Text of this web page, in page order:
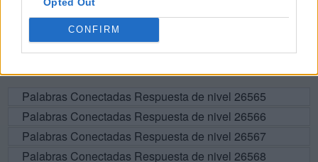
CONFIRM
RESPUESTAS
Palabras Conectadas Respuesta de nivel 26565
Palabras Conectadas Respuesta de nivel 26566
Palabras Conectadas Respuesta de nivel 26567
Palabras Conectadas Respuesta de nivel 26568